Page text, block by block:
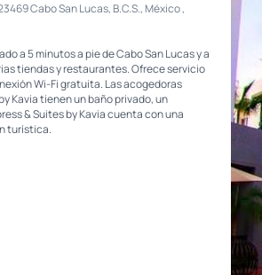
Cabo San Lucas, B.C.S., México ,
a 5 minutos a pie de Cabo San Lucas y a
tiendas y restaurantes. Ofrece servicio
Wi-Fi gratuita. Las acogedoras
Kavia tienen un baño privado, un
& Suites by Kavia cuenta con una
turística.